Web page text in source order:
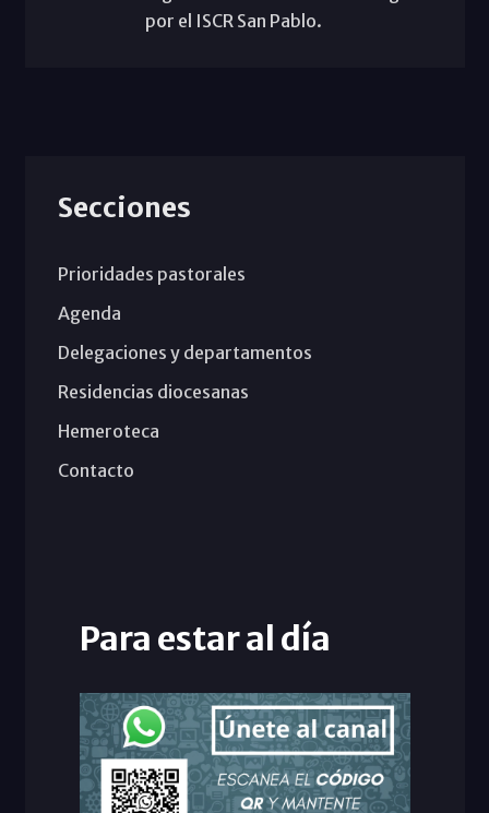
por el ISCR San Pablo.
Secciones
Prioridades pastorales
Agenda
Delegaciones y departamentos
Residencias diocesanas
Hemeroteca
Contacto
Para estar al día